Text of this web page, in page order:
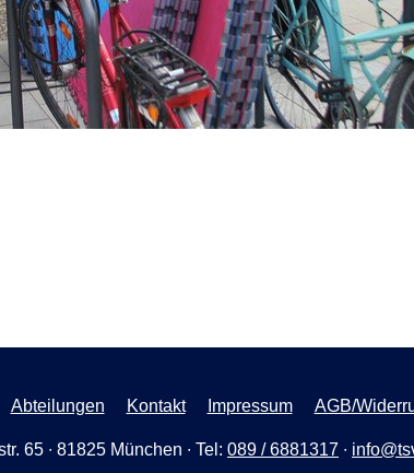
Abteilungen Kontakt Impressum AGB/
65 ∙ 81825 München ∙ Tel: 089 / 6881317 ∙